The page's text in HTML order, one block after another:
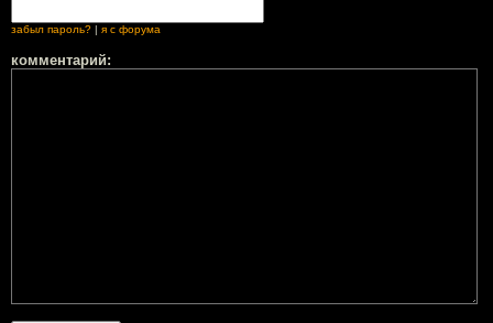
забыл пароль? | я с форума
комментарий: